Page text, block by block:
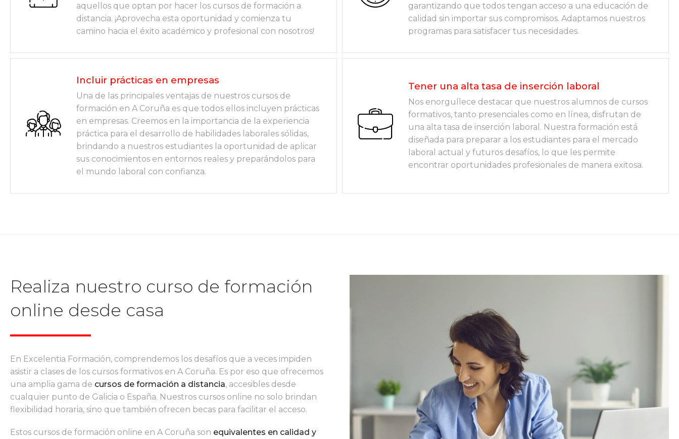
aquellos que optan por hacer los cursos de formación a
distancia. ¡Aprovecha esta oportunidad y comienza tu
camino hacia el éxito académico y profesional con nosotros!
garantizando que todos tengan acceso a una educación de
calidad sin importar sus compromisos. Adaptamos nuestros
programas para satisfacer tus necesidades.
Incluir prácticas en empresas
Una de las principales ventajas de nuestros cursos de
formación en A Coruña es que todos ellos incluyen prácticas
en empresas. Creemos en la importancia de la experiencia
práctica para el desarrollo de habilidades laborales sólidas,
brindando a nuestros estudiantes la oportunidad de aplicar
sus conocimientos en entornos reales y preparándolos para
el mundo laboral con confianza.
Tener una alta tasa de inserción laboral
Nos enorgullece destacar que nuestros alumnos de cursos
formativos, tanto presenciales como en línea, disfrutan de
una alta tasa de inserción laboral. Nuestra formación está
diseñada para preparar a los estudiantes para el mercado
laboral actual y futuros desafíos, lo que les permite
encontrar oportunidades profesionales de manera exitosa.
Realiza nuestro curso de formación
online desde casa
En Excelentia Formación, comprendemos los desafíos que a veces impiden
asistir a clases de los cursos formativos en A Coruña. Es por eso que ofrecemos
una amplia gama de cursos de formación a distancia, accesibles desde
cualquier punto de Galicia o España. Nuestros cursos online no solo brindan
flexibilidad horaria, sino que también ofrecen becas para facilitar el acceso.
Estos cursos de formación online en A Coruña son equivalentes en calidad y